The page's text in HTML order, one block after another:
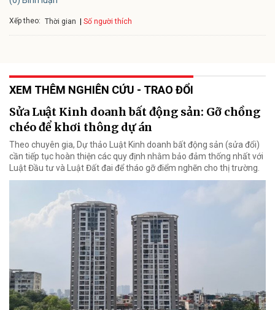
Xếp theo: Thời gian Số người thích
XEM THÊM NGHIÊN CỨU - TRAO ĐỔI
Sửa Luật Kinh doanh bất động sản: Gỡ chồng
chéo để khơi thông dự án
Theo chuyên gia, Dự thảo Luật Kinh doanh bất động sản (sửa đổi)
cần tiếp tục hoàn thiện các quy định nhằm bảo đảm thống nhất với
Luật Đầu tư và Luật Đất đai để tháo gỡ điểm nghẽn cho thị trường.